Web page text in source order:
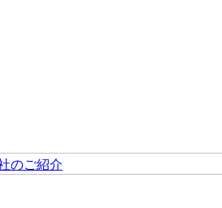
のご紹介